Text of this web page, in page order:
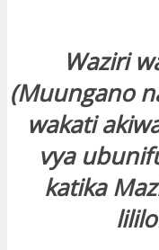
Waziri
(Muungano
wakati
vya
katika